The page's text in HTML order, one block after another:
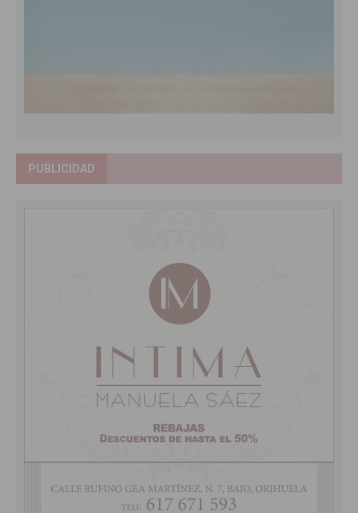
PUBLICIDAD